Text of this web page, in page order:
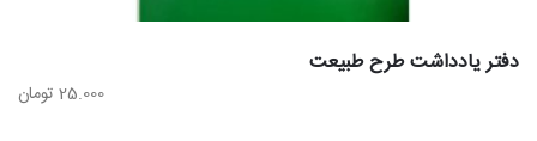
دفتر یادداشت طرح طبیعت
25.000 تومان